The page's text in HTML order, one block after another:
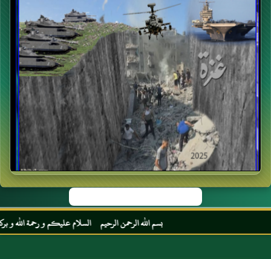
بسم الله الرحمن الرحيم السلام عليكم و رحمة الله و